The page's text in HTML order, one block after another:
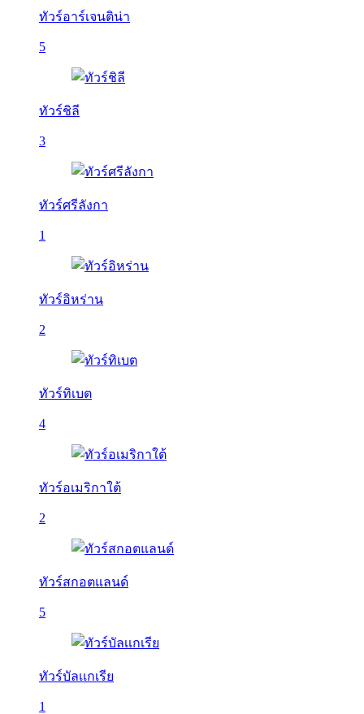
ทัวร์อาร์เจนติน่า
5
ทัวร์ชิลี
3
ทัวร์ศรีลังกา
1
ทัวร์อิหร่าน
2
ทัวร์ทิเบต
4
ทัวร์อเมริกาใต้
2
ทัวร์สกอตแลนด์
5
ทัวร์บัลเเกเรีย
1